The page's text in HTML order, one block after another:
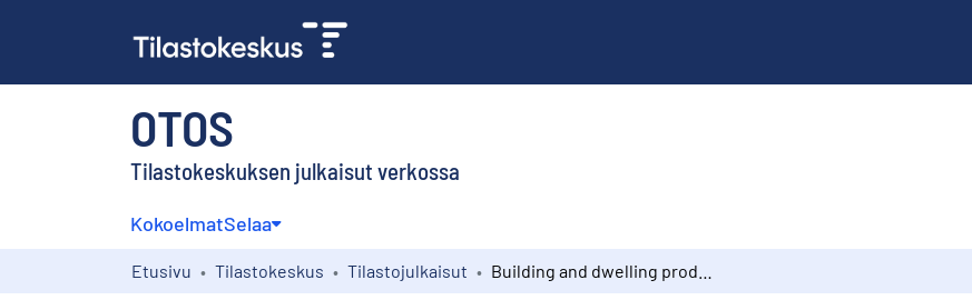
OTOS
Tilastokeskuksen julkaisut verkossa
KokoelmatSelaa
Etusivu Tilastokeskus Tilastojulkaisut